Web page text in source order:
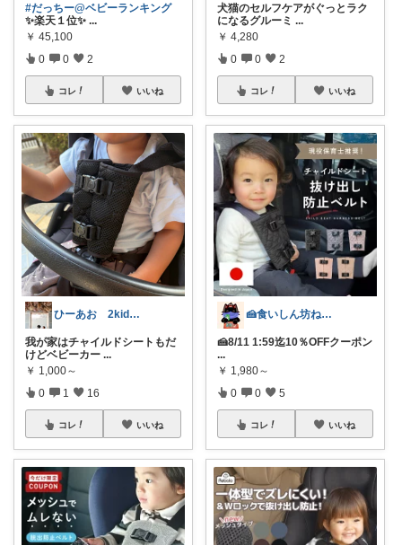
#だっちー@ベビーランキング
✨楽天１位✨ ...
￥ 45,100
0 0 2
コレ いいね
ひーあお 2kidsmom🌷
我が家はチャイルドシートもだ
けどベビーカー ...
￥ 1,000～
0 1 16
コレ いいね
犬猫のセルフケアがぐっとラク
になるグルーミ ...
￥ 4,280
0 0 2
コレ いいね
🍰食いしん坊ねっこ🍩毎日タロット占い
🍰8/11 1:59迄10％OFFクーポン
...
￥ 1,980～
0 0 5
コレ いいね